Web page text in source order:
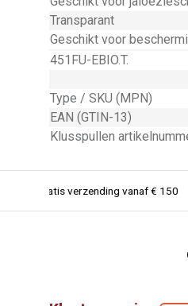
Transparant
Geschikt voor
451FU-EBIO.T.
Type / SKU (MPN)
EAN (GTIN-13)
Klusspullen
Gratis verzending vanaf € 150